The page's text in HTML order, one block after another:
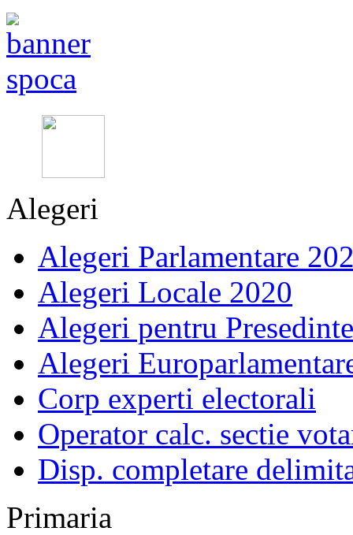
Alegeri
Alegeri Parlamentare
Alegeri Locale 2020
Alegeri pentru
Alegeri
Corp experti electorali
Operator calc. sectie
Disp. completare
Primaria